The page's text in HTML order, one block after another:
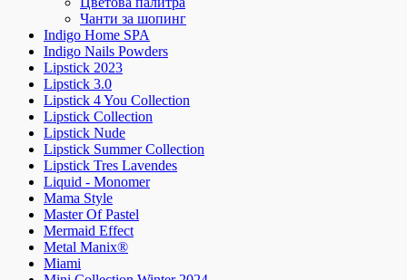
Чанти за шопинг
Indigo Home SPA
Indigo Nails Powders
Lipstick 2023
Lipstick 3.0
Lipstick 4 You Collection
Lipstick Collection
Lipstick Nude
Lipstick Summer Collection
Lipstick Tres Lavendes
Liquid - Monomer
Mama Style
Master Of Pastel
Mermaid Effect
Metal Manix®
Miami